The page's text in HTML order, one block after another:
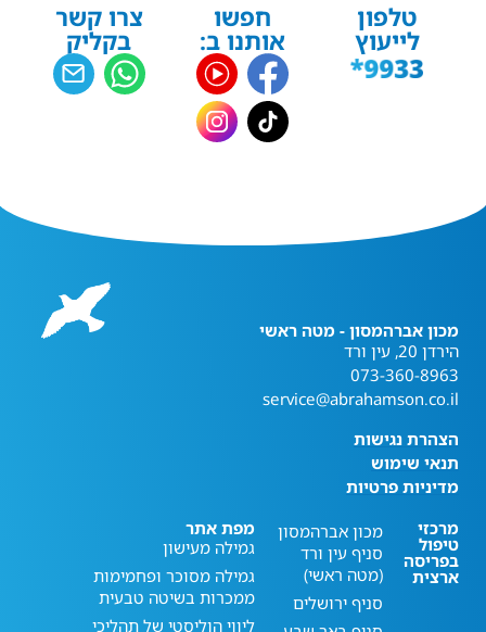
טלפון
לייעוץ
חפשו
אותנו ב:
צרו קשר
בקליק
מכון אברהמסון - מטה ראשי
הירדן 20, עין ורד
073-360-8963
service@abrahamson.co.il
הצהרת נגישות
תנאי שימוש
מדיניות פרטיות
מרכזי
טיפול
בפריסה
ארצית
מכון אברהמסון
סניף עין ורד
(מטה ראשי)
סניף ירושלים
מפת אתר
גמילה מעישון
גמילה מסוכר ופחמימות
ממכרות בשיטה טבעית
ליווי הוליסטי של תהליכי